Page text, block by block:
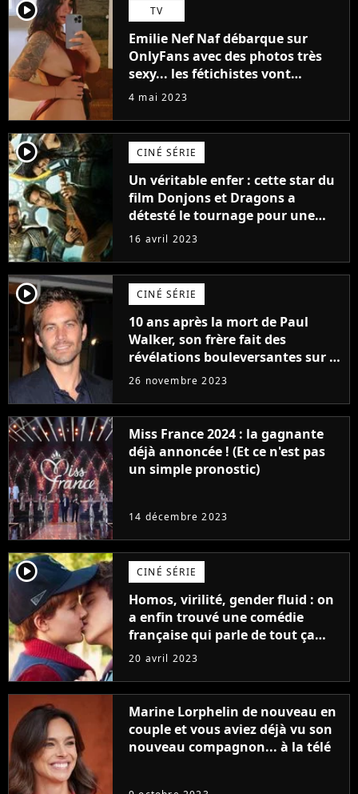
player2 TV
Emilie Nef Naf débarque sur
OnlyFans avec des photos très
sexy... les fétichistes vont
prendre leur pied !
4 mai 2023
player2 CINÉ SÉRIE
Un véritable enfer : cette star du
film Donjons et Dragons a
détesté le tournage pour une
raison très spéciale
16 avril 2023
player2 CINÉ SÉRIE
10 ans après la mort de Paul
Walker, son frère fait des
révélations bouleversantes sur la
réaction des acteurs de Fast and
26 novembre 2023
Miss France 2024 : la gagnante
déjà annoncée ! (Et ce n'est pas
un simple pronostic)
14 décembre 2023
player2 CINÉ SÉRIE
Homos, virilité, gender fluid : on
a enfin trouvé une comédie
française qui parle de tout ça
sans être super ringarde
20 avril 2023
Marine Lorphelin de nouveau en
couple et vous aviez déjà vu son
nouveau compagnon... à la télé